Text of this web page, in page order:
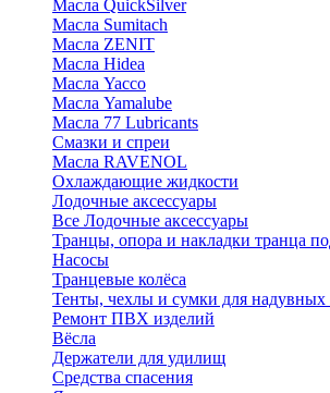
Масла QuickSilver
Масла Sumitach
Масла ZENIT
Масла Hidea
Масла Yacco
Масла Yamalube
Масла 77 Lubricants
Смазки и спреи
Масла RAVENOL
Охлаждающие жидкости
Лодочные аксессуары
Все Лодочные аксессуары
Транцы, опора и накладки транца
Насосы
Транцевые колёса
Тенты, чехлы и сумки для надувных
Ремонт ПВХ изделий
Вёсла
Держатели для удилищ
Средства спасения